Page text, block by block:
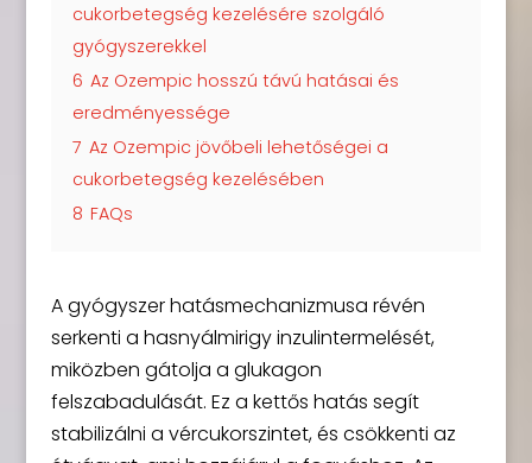
cukorbetegség kezelésére szolgáló
gyógyszerekkel
6 Az Ozempic hosszú távú hatásai és
eredményessége
7 Az Ozempic jövőbeli lehetőségei a
cukorbetegség kezelésében
8 FAQs
A gyógyszer hatásmechanizmusa révén
serkenti a hasnyálmirigy inzulintermelését,
miközben gátolja a glukagon
felszabadulását. Ez a kettős hatás segít
stabilizálni a vércukorszintet, és csökkenti az